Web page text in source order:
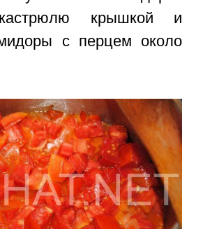
крышкой и
с перцем около